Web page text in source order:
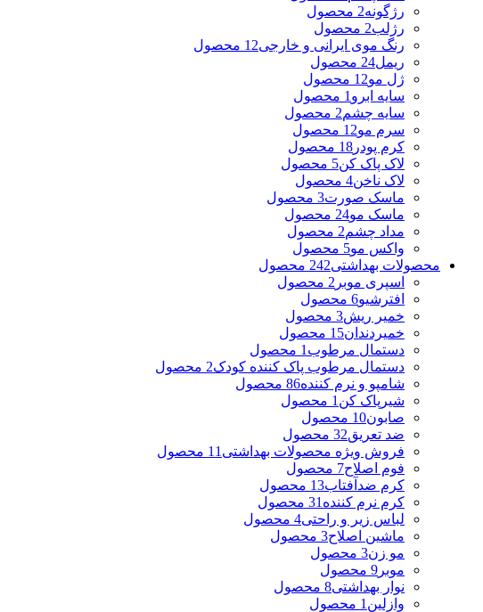
رژگونه2 محصول
رژلب2 محصول
رنگ موی ایرانی و خارجی12 محصول
ریمل24 محصول
ژل مو12 محصول
سایه ابرو 1 محصول
سایه چشم2 محصول
سرم مو12 محصول
کرم پودر 18 محصول
لاک پاک کن5 محصول
لاک ناخن4 محصول
ماسک صورت3 محصول
ماسک مو24 محصول
مداد چشم2 محصول
واکس مو5 محصول
محصولات بهداشتی242 محصول
اسپری موبر 2 محصول
افترشیو6 محصول
خمیر ریش3 محصول
خمیردندان15 محصول
دستمال مرطوب 1 محصول
دستمال مرطوب پاک کننده کودک2 محصول
شامپو و نرم کننده86 محصول
شیرپاک کن 1 محصول
صابون10 محصول
ضد تعریق32 محصول
فروش ویژه محصولات بهداشتی 11 محصول
فوم اصلاح7 محصول
کرم ضدآفتاب13 محصول
کرم نرم کننده 31 محصول
لباس زیر و راحتی4 محصول
ماشین اصلاح3 محصول
مو زن3 محصول
موبر 9 محصول
نوار بهداشتی8 محصول
وازلین 1 محصول